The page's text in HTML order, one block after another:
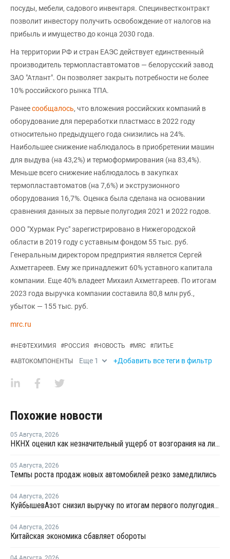
посуды, мебели, садового инвентаря. Специнвестконтракт
позволит инвестору получить освобождение от налогов на
прибыль и имущество до конца 2030 года.
На территории РФ и стран ЕАЭС действует единственный
производитель термопластавтоматов — белорусский завод
ЗАО "Атлант". Он позволяет закрыть потребности не более
10% российского рынка ТПА.
Ранеесообщалось, что вложения российских компаний в
оборудование для переработки пластмасс в 2022 году
относительно предыдущего года снизились на 24%.
Наибольшее снижение наблюдалось в приобретении машин
для выдува (на 43,2%) и термоформирования (на 83,4%).
Меньше всего снижение наблюдалось в закупках
термопластавтоматов (на 7,6%) и экструзионного
оборудования 16,7%. Оценка была сделана на основании
сравнения данных за первые полугодия 2021 и 2022 годов.
ООО "Хурмак Рус" зарегистрировано в Нижегородской
области в 2019 году с уставным фондом 55 тыс. руб.
Генеральным директором предприятия является Сергей
Ахметгареев. Ему же принадлежит 60% уставного капитала
компании. Еще 40% владеет Михаил Ахметгареев. По итогам
2023 года выручка компании составила 80,8 млн руб.,
убыток — 155 тыс. руб.
mrc.ru
#НЕФТЕХИМИЯ #РОССИЯ #НОВОСТЬ #MRC #ЛИТЬЕ
#АВТОКОМПОНЕНТЫ Еще 1 +Добавить все теги в фильтр
Похожие новости
05 Августа, 2026
НКНХ оценил как незначительный ущерб от возгорания на линии полистирола
05 Августа, 2026
Темпы роста продаж новых автомобилей резко замедлились
04 Августа, 2026
КуйбышевАзот снизил выручку по итогам первого полугодия 2026 года
04 Августа, 2026
Китайская экономика сбавляет обороты